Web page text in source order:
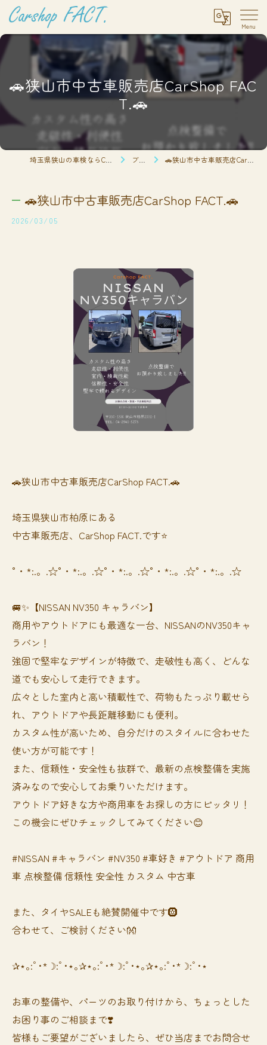
🚗狭山市中古車販売店CarShop FAC
T.🚗
ブログ 🚗狭山市中古車販売店CarShop FACT.🚗
🚗狭山市中古車販売店CarShop FACT.🚗
2026/03/05
🚗狭山市中古車販売店CarShop FACT.🚗
埼玉県狭山市柏原にある
中古車販売店、CarShop FACT.です⭐️
°・*:.。.☆°・*:.。.☆°・*:.。.☆°・*:.。.☆°・*:.。.☆
🚐✨【NISSAN NV350 キャラバン】
商用やアウトドアにも最適な一台、NISSANのNV350キャ
ラバン！
強固で堅牢なデザインが特徴で、走破性も高く、どんな
道でも安心して走行できます。
広々とした室内と高い積載性で、荷物もたっぷり載せら
れ、アウトドアや長距離移動にも便利。
カスタム性が高いため、自分だけのスタイルに合わせた
使い方が可能です！
また、信頼性・安全性も抜群で、最新の点検整備を実施
済みなので安心してお乗りいただけます。
アウトドア好きな方や商用車をお探しの方にピッタリ！
この機会にぜひチェックしてみてください😊
#NISSAN #キャラバン #NV350 #車好き #アウトドア 商用
車 点検整備 信頼性 安全性 カスタム 中古車
また、タイヤSALEも絶賛開催中です🛞
合わせて、ご検討ください👐
✰⋆｡:ﾟ･*☽:ﾟ･⋆｡✰⋆｡:ﾟ･*☽:ﾟ･⋆｡✰⋆｡:ﾟ･*☽:ﾟ･⋆
お車の整備や、パーツのお取り付けから、ちょっとした
お困り事のご相談まで❣️
皆様もご要望がございましたら、ぜひ当店までお問合せ